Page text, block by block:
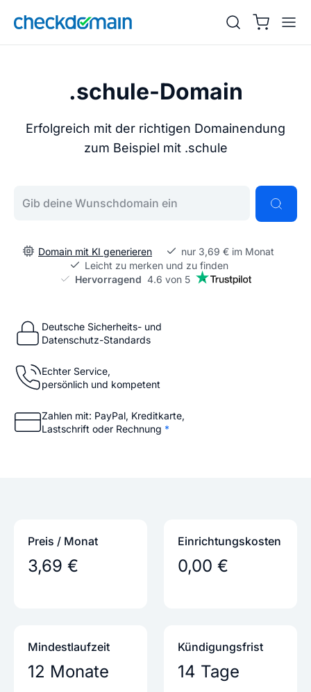
.schule-Domain
Erfolgreich mit der richtigen Domainendung
zum Beispiel mit .schule
Domain mit KI generieren
nur 3,69 € im Monat
Leicht zu merken und zu finden
Hervorragend 4.6 von 5
Deutsche Sicherheits- und
Datenschutz-Standards
Echter Service,
persönlich und kompetent
Zahlen mit: PayPal, Kreditkarte,
Lastschrift oder Rechnung *
Preis / Monat
3,69 €
Einrichtungs­kosten
0,00 €
Mindestlaufzeit
12 Monate
Kündigungs­frist
14 Tage